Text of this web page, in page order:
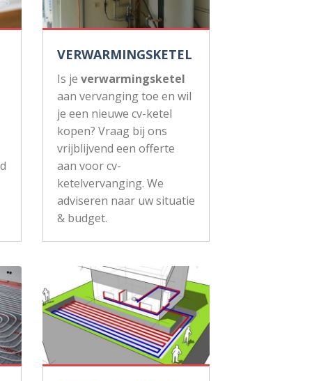
VERWARMINGSKETEL
Is je verwarmingsketel
aan vervanging toe en wil
je een nieuwe cv-ketel
kopen? Vraag bij ons
vrijblijvend een offerte
aan voor cv-
ketelvervanging. We
adviseren naar uw situatie
& budget.